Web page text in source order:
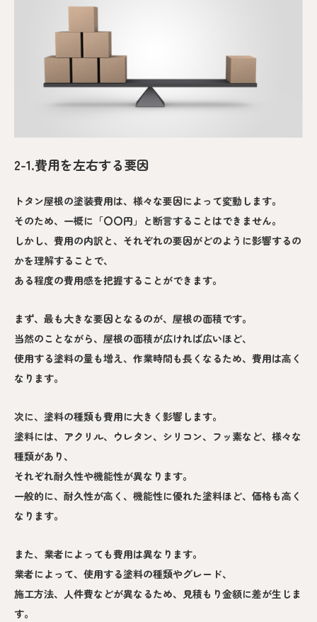
2-1.費用を左右する要因
トタン屋根の塗装費用は、様々な要因によって変動します。
そのため、一概に「〇〇円」と断言することはできません。
しかし、費用の内訳と、それぞれの要因がどのように影響するの
かを理解することで、
ある程度の費用感を把握することができます。
まず、最も大きな要因となるのが、屋根の面積です。
当然のことながら、屋根の面積が広ければ広いほど、
使用する塗料の量も増え、作業時間も長くなるため、費用は高く
なります。
次に、塗料の種類も費用に大きく影響します。
塗料には、アクリル、ウレタン、シリコン、フッ素など、様々な
種類があり、
それぞれ耐久性や機能性が異なります。
一般的に、耐久性が高く、機能性に優れた塗料ほど、価格も高く
なります。
また、業者によっても費用は異なります。
業者によって、使用する塗料の種類やグレード、
施工方法、人件費などが異なるため、見積もり金額に差が生じま
す。